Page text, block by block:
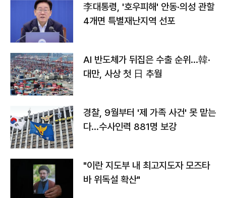
李대통령, '호우피해' 안동·의성 관할
4개면 특별재난지역 선포
AI 반도체가 뒤집은 수출 순위…韓·
대만, 사상 첫 日 추월
경찰, 9월부터 '제 가족 사건' 못 맡는
다…수사인력 881명 보강
"이란 지도부 내 최고지도자 모즈타
바 위독설 확산"